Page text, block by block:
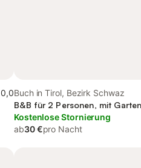
Buch in Tirol, Bezirk Schwaz
B&B für 2 Personen, mit Garten
Kostenlose Stornierung
ab30 €pro Nacht